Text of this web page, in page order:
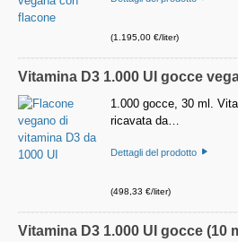
(1.195,00 €/liter)
Vitamina D3 1.000 UI gocce
1.000 gocce, 30 ml.
ricavata da…
Dettagli del prodotto
(498,33 €/liter)
Vitamina D3 1.000 UI gocce (10